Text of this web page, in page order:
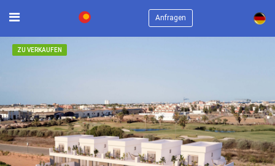
Anfragen ×
ZU VERKAUFEN